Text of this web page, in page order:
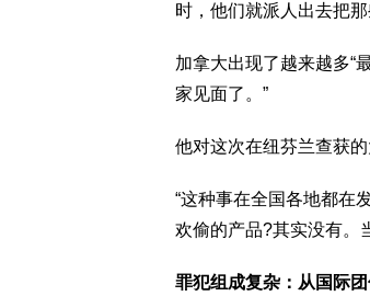
时，他们就派人出去把
加拿大出现了越来越多“
家见面了。”
他对这次在纽芬兰查获
“这种事在全国各地都在
欢偷的产品?其实没有。
罪犯组成复杂：从国际